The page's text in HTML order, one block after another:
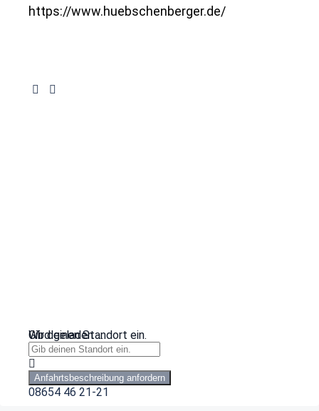
https://www.huebschenberger.de/
Wird geladen …
Gib deinen Standort ein.
Anfahrtsbeschreibung anfordern
08654 46 21-21